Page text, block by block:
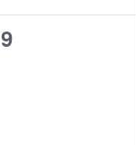
0
9